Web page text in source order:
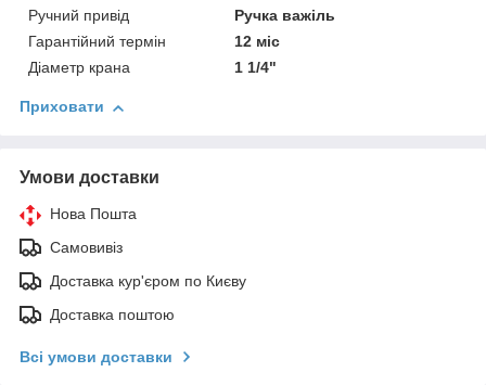
Ручний привід
Ручка важіль
Гарантійний термін
12 міс
Діаметр крана
1 1/4"
Приховати
Умови доставки
Нова Пошта
Самовивіз
Доставка кур'єром по Києву
Доставка поштою
Всі умови доставки